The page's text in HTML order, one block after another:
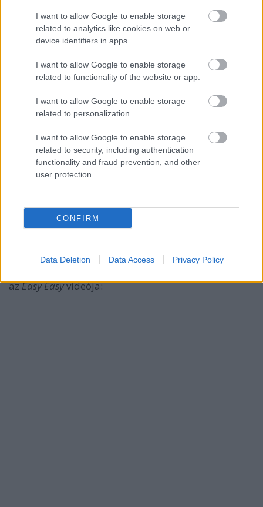
I want to allow Google to enable storage
related to analytics like cookies on web or
device identifiers in apps.
I want to allow Google to enable storage
related to functionality of the website or app.
I want to allow Google to enable storage
related to personalization.
I want to allow Google to enable storage
related to security, including authentication
functionality and fraud prevention, and other
user protection.
CONFIRM
Data Deletion Data Access Privacy Policy
mindennapi zene úgyis kiált azért, hogy
meghallgassuk. A lemez két fő pillérét a
történetmesélő dalszövegek és az azonnal ható,
sokszor jazzes, mélyre maró, többnyire torzítatlan
elektromos gitáros, ravasz ritmussal spékelt dalok
adják. Egy londoni tini mindennapjai, egy brit fiatal
élete – a Streets és az
Arctic Monkeys
óta ez ennyire
élesen egyszer sem jelent meg. A mai, illúzióikat
vesztett, koraérett angol fiatalok problémáit
elmesélő dalok – főleg ugye a gitárzene ezen ága –
sokszor hagyják az adott kort már rég elhagyó
hallgatókat hidegen, de ha ilyen markánsan
szólalnak meg, akkor egyrészt kikerülhetetlenek,
9/10
azEasy Easyvideója: